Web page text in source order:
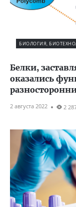
БИОЛОГИЯ,
Белки,
оказались
2 августа 2022 2